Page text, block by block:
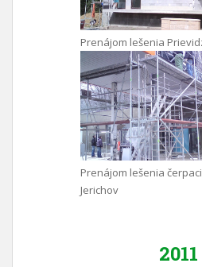
Prenájom lešenia
Prenájom lešenia
Jerichov
2011